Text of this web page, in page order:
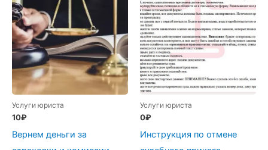
Услуги юриста
10₽
Вернем деньги за
Услуги юриста
0₽
Инструкция по отмене